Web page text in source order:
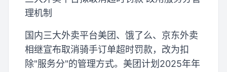
理机制
国内三大外卖平台美团、饿了么、京东外卖
相继宣布取消骑手订单超时罚款，改为扣
除"服务分"的管理方式。美团计划2025年年